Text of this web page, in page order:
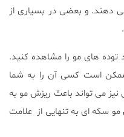
دهند. و بعضی در بسیاری از
توده های مو را مشاهده کنید.
است کسی آن را به شما
نیز می تواند باعث ریزش مو به
سکه ای به تنهایی از علامت